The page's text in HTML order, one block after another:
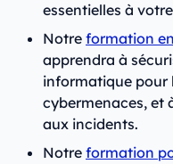
essentielles à
Notre formation
apprendra à
informatique pour
cybermenaces, et
aux incidents.
Notre formation